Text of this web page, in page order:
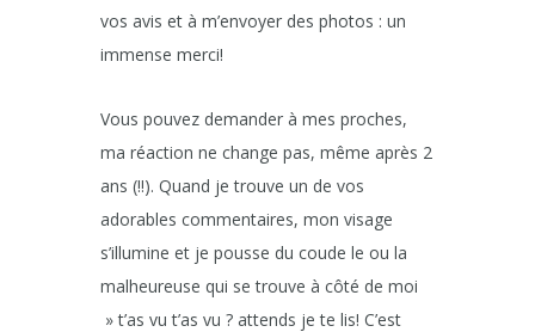
vos avis et à m’envoyer des photos : un
immense merci!
Vous pouvez demander à mes proches,
ma réaction ne change pas, même après 2
ans (!!). Quand je trouve un de vos
adorables commentaires, mon visage
s’illumine et je pousse du coude le ou la
malheureuse qui se trouve à côté de moi
» t’as vu t’as vu ? attends je te lis! C’est